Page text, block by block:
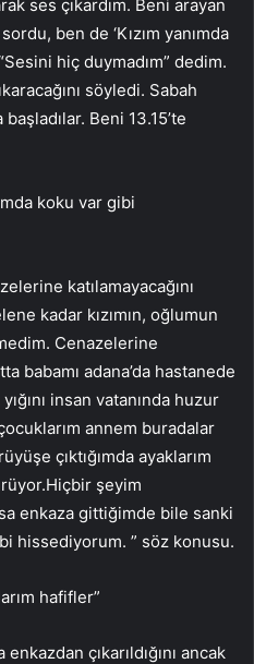
ses çıkardım. Beni arayan
ben de ‘Kızım yanımda
hiç duymadım” dedim.
söyledi. Sabah
Beni 13.15’te
koku var gibi
katılamayacağını
kadar kızımın, oğlumun
Cenazelerine
babamı adana’da hastanede
insan vatanında huzur
annem buradalar
çıktığımda ayaklarım
şeyim
enkaza gittiğimde bile sanki
hissediyorum. ” söz konusu.
hafifler”
çıkarıldığını ancak